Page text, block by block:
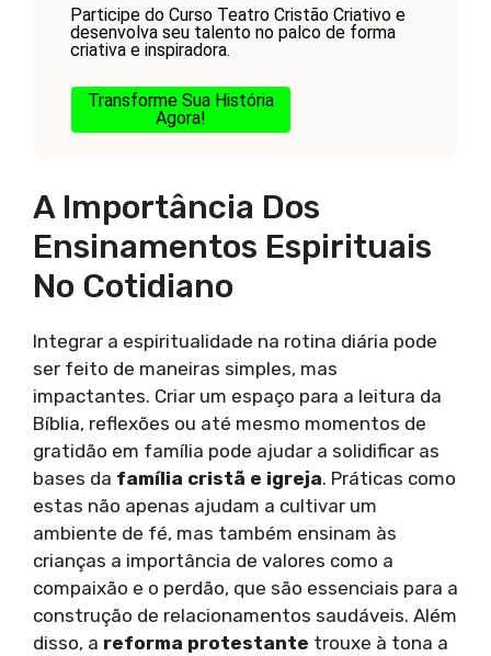
Participe do Curso Teatro Cristão Criativo e
desenvolva seu talento no palco de forma
criativa e inspiradora.
Transforme Sua História
Agora!
A Importância Dos
Ensinamentos Espirituais
No Cotidiano
Integrar a espiritualidade na rotina diária pode
ser feito de maneiras simples, mas
impactantes. Criar um espaço para a leitura da
Bíblia, reflexões ou até mesmo momentos de
gratidão em família pode ajudar a solidificar as
bases da família cristã e igreja. Práticas como
estas não apenas ajudam a cultivar um
ambiente de fé, mas também ensinam às
crianças a importância de valores como a
compaixão e o perdão, que são essenciais para a
construção de relacionamentos saudáveis. Além
disso, a reforma protestante trouxe à tona a